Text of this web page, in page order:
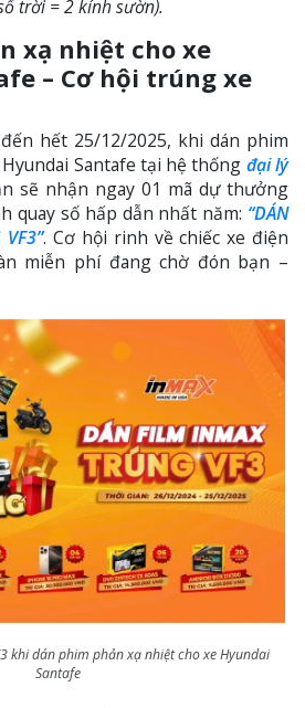
trời = 2 kính sườn).
xạ nhiệt cho xe
– Cơ hội trúng xe
hết 25/12/2025, khi dán phim
Santafe tại hệ thống đại lý
sẽ nhận ngay 01 mã dự thưởng
quay số hấp dẫn nhất năm: “DÁN
. Cơ hội rinh về chiếc xe điện
miễn phí đang chờ đón bạn –
khi dán phim phản xạ nhiệt cho xe Hyundai
Santafe